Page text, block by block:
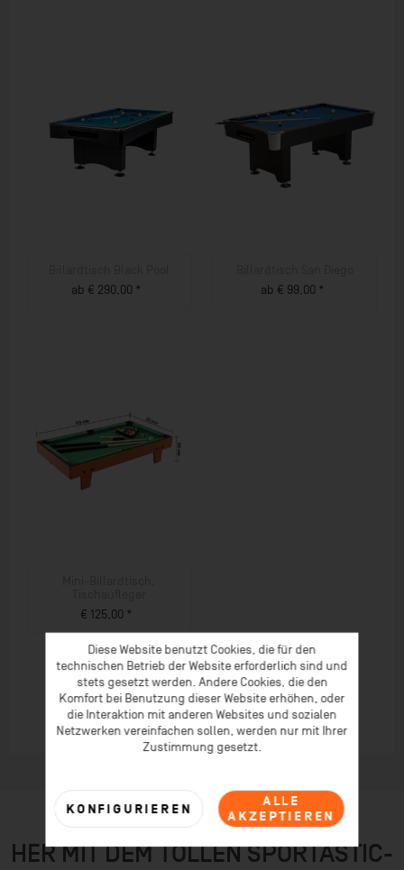
ab € 290,00 *
ab € 99,00 *
€ 125,00 *
ZUM PRODUKT
HER MIT DEM TOLLEN SPORTASTIC-
Diese Website benutzt Cookies, die für den
technischen Betrieb der Website erforderlich sind und
stets gesetzt werden. Andere Cookies, die den
Komfort bei Benutzung dieser Website erhöhen, oder
die Interaktion mit anderen Websites und sozialen
Netzwerken vereinfachen sollen, werden nur mit Ihrer
Zustimmung gesetzt.
ALLE
AKZEPTIEREN
KONFIGURIEREN